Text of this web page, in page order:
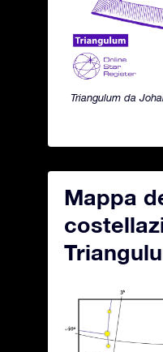
Triangulum da
Mappa